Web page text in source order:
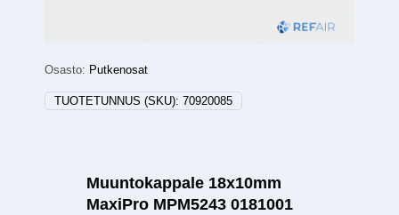
Osasto: Putkenosat
TUOTETUNNUS (SKU): 70920085
Muuntokappale 18x10mm
MaxiPro MPM5243 0181001